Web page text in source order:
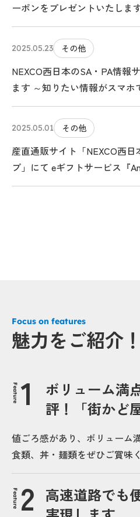
ーポンをプレゼントいたしま
2025.05.23 その他
NEXCO西日本のSA・PA情報
ます ～知りたい情報がスマ
れる、クルマ旅のお役立ちサ
2025.05.01 その他
産直通販サイト「NEXCO西
プ」にて eギフトサービス『
Focus on features
魅力をご紹介！
Feature
ボリューム満
評！「街かど屋
値ごろ感があり、ボリューム
食類、丼・麺類をぜひご賞味
Feature
高速道路でも